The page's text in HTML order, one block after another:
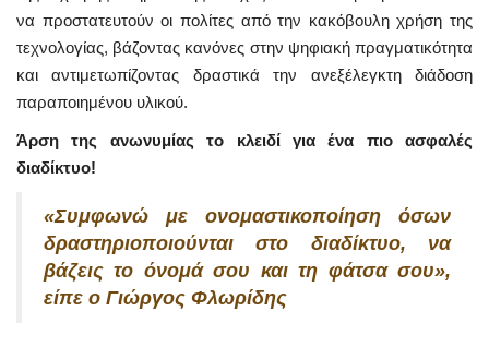
να προστατευτούν οι πολίτες από την κακόβουλη χρήση της
τεχνολογίας, βάζοντας κανόνες στην ψηφιακή πραγματικότητα
και αντιμετωπίζοντας δραστικά την ανεξέλεγκτη διάδοση
παραποιημένου υλικού.
Άρση της ανωνυμίας το κλειδί για ένα πιο ασφαλές
διαδίκτυο!
«Συμφωνώ με ονομαστικοποίηση όσων
δραστηριοποιούνται στο διαδίκτυο, να
βάζεις το όνομά σου και τη φάτσα σου»,
είπε ο Γιώργος Φλωρίδης